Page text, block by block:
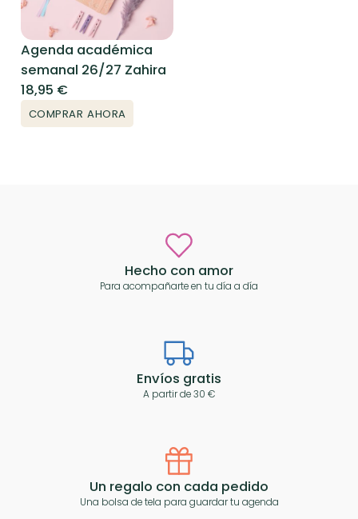
Agenda académica
semanal 26/27 Zahira
18,95 €
COMPRAR AHORA
Hecho con amor
Para acompañarte en tu día a día
Envíos gratis
A partir de 30 €
Un regalo con cada pedido
Una bolsa de tela para guardar tu agenda